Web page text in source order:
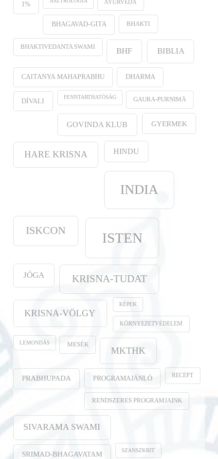
1% AYURVEDA
BHAGAVAD-GITA BHAKTI
BHAKTIVEDANTA SWAMI BHF BIBLIA
CAITANYA MAHAPRABHU DHARMA
DÍVALI FENNTARTHATÓSÁG GAURA-PURṆIMĀ
GOVINDA KLUB GYERMEK
HARE KRISNA HINDU
INDIA
ISKCON ISTEN
JÓGA KRISNA-TUDAT
KRISNA-VÖLGY
KÉPEK
KÖRNYEZETVÉDELEM
LEMONDÁS MESÉK
MKTHK
PRABHUPADA PROGRAMAJÁNLÓ RECEPT
RENDSZERES PROGRAMJAINK
SIVARAMA SWAMI
SRIMAD-BHAGAVATAM SZANSZKRIT